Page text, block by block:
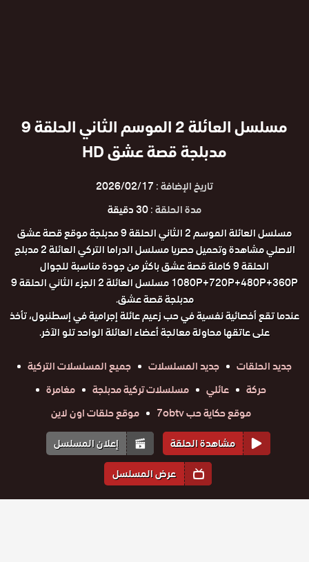
مسلسل العائلة 2 الموسم الثاني الحلقة 9
مدبلجة قصة عشق HD
تاريخ الإضافة :2026/02/17
مدة الحلقة :30 دقيقة
مسلسل العائلة الموسم 2 الثاني الحلقة 9 مدبلجة موقع قصة عشق
الاصلي مشاهدة وتحميل حصريا مسلسل الدراما التركي العائلة 2 مدبلج
الحلقة 9 كاملة قصة عشق باكثر من جودة مناسبة للجوال
1080P+720P+480P+360P مسلسل العائلة 2 الجزء الثاني الحلقة 9
مدبلجة قصة عشق.
عندما تقع أخصائية نفسية في حب زعيم عائلة إجرامية في إسطنبول، تأخذ
على عاتقها محاولة معالجة أعضاء العائلة الواحد تلو الآخر.
جديد الحلقات
جديد المسلسلات
جميع المسلسلات التركية
حركة
عائلي مسلسلات تركية مدبلجة
مغامرة
موقع حكاية حب 7obtv
موقع حلقات اون لاين
مشاهدة الحلقة
إعلان المسلسل
عرض المسلسل